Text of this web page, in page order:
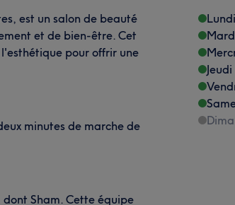
est un salon de beauté
et de bien-être. Cet
pour offrir une
minutes de marche de
Sham. Cette équipe
Lundi
Jeudi